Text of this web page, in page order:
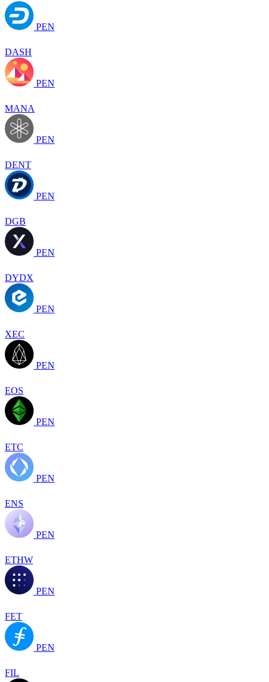
PEN
DASH
PEN
MANA
PEN
DENT
PEN
DGB
PEN
DYDX
PEN
XEC
PEN
EOS
PEN
ETC
PEN
ENS
PEN
ETHW
PEN
FET
PEN
FIL